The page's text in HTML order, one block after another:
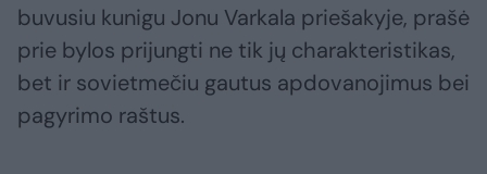
buvusiu kunigu Jonu Varkala priešakyje, prašė
prie bylos prijungti ne tik jų charakteristikas,
bet ir sovietmečiu gautus apdovanojimus bei
pagyrimo raštus.